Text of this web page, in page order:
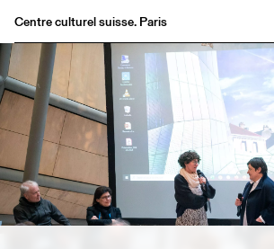
Centre culturel suisse. Paris
Agenda
Librairie
Buvette
Archives
Médiathèque
Éditions
Informations